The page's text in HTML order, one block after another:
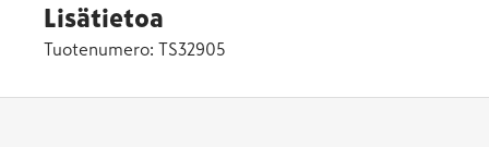
Lisätietoa
Tuotenumero: TS32905